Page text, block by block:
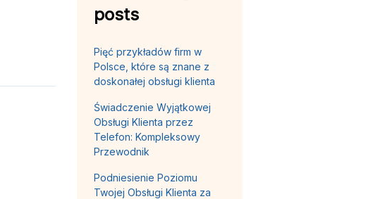
posts
Pięć przykładów firm w
Polsce, które są znane z
doskonałej obsługi klienta
Świadczenie Wyjątkowej
Obsługi Klienta przez
Telefon: Kompleksowy
Przewodnik
Podniesienie Poziomu
Twojej Obsługi Klienta za